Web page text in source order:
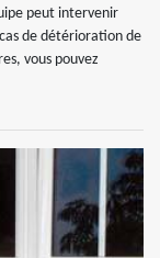
peut intervenir
de détérioration de
vous pouvez